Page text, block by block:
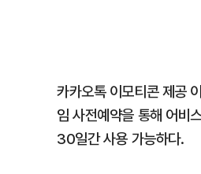
카카오톡 이모티콘 제공
임 사전예약을 통해 어비
30일간 사용 가능하다.